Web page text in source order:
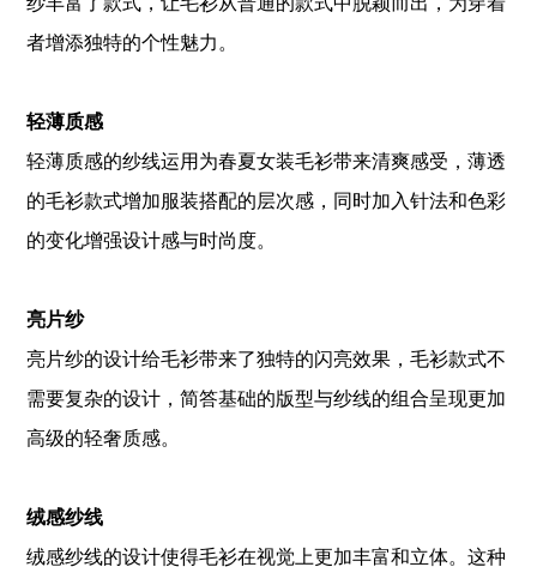
者增添独特的个性魅力。
轻薄质感
轻薄质感的纱线运用为春夏女装毛衫带来清爽感受，薄透
的毛衫款式增加服装搭配的层次感，同时加入针法和色彩
的变化增强设计感与时尚度。
亮片纱
亮片纱的设计给毛衫带来了独特的闪亮效果，毛衫款式不
需要复杂的设计，简答基础的版型与纱线的组合呈现更加
高级的轻奢质感。
绒感纱线
绒感纱线的设计使得毛衫在视觉上更加丰富和立体。这种